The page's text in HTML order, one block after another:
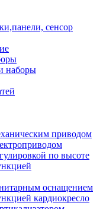
сенсор
наборы
приводом
по высоте
оснащением
кардиокресло